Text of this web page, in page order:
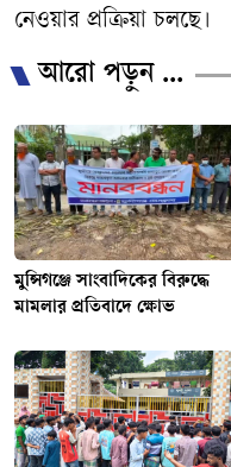
নেওয়ার প্রক্রিয়া চলছে।
আরো পড়ুন ...
মুন্সিগঞ্জে সাংবাদিকের বিরুদ্ধে
মামলার প্রতিবাদে ক্ষোভ